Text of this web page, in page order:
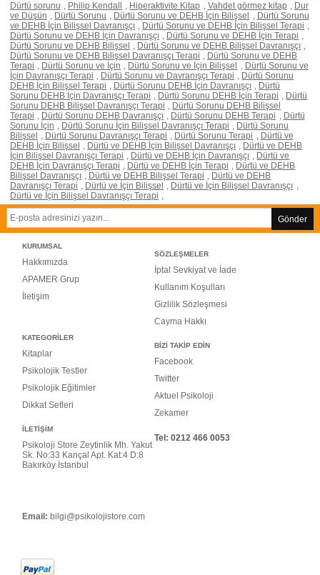
Dürtü sorunu , Philip Kendall , Hiperaktivite Kitap , Vahdet görmez kitap , Dur
ve Düşün , Dürtü Sorunu , Dürtü Sorunu ve DEHB İçin Bilişsel , Dürtü Sorunu
ve DEHB İçin Bilişsel Davranışçı , Dürtü Sorunu ve DEHB İçin Bilişsel Terapi ,
Dürtü Sorunu ve DEHB İçin Davranışçı , Dürtü Sorunu ve DEHB İçin Terapi ,
Dürtü Sorunu ve DEHB Bilişsel
, Dürtü Sorunu ve DEHB Bilişsel Davranışçı ,
Dürtü Sorunu ve DEHB Bilişsel Davranışçı Terapi , Dürtü Sorunu ve DEHB
Terapi , Dürtü Sorunu ve İçin , Dürtü Sorunu ve İçin Bilişsel , Dürtü Sorunu ve
İçin Davranışçı Terapi , Dürtü Sorunu ve Davranışçı Terapi , Dürtü Sorunu
DEHB İçin Bilişsel Terapi , Dürtü Sorunu DEHB İçin Davranışçı , Dürtü
Sorunu DEHB İçin Davranışçı Terapi , Dürtü Sorunu DEHB İçin Terapi , Dürtü
Sorunu DEHB Bilişsel Davranışçı Terapi , Dürtü Sorunu DEHB Bilişsel
Terapi , Dürtü Sorunu DEHB Davranışçı , Dürtü Sorunu DEHB Terapi , Dürtü
Sorunu İçin , Dürtü Sorunu İçin Bilişsel Davranışçı Terapi , Dürtü Sorunu
Bilişsel
, Dürtü Sorunu Davranışçı Terapi , Dürtü Sorunu Terapi , Dürtü ve
DEHB İçin Bilişsel
, Dürtü ve DEHB İçin Bilişsel Davranışçı , Dürtü ve DEHB
İçin Bilişsel Davranışçı Terapi , Dürtü ve DEHB İçin Davranışçı , Dürtü ve
DEHB İçin Davranışçı Terapi , Dürtü ve DEHB İçin Terapi , Dürtü ve DEHB
Bilişsel Davranışçı , Dürtü ve DEHB Bilişsel Terapi , Dürtü ve DEHB
Davranışçı Terapi , Dürtü ve İçin Bilişsel , Dürtü ve İçin Bilişsel Davranışçı ,
Dürtü ve İçin Bilişsel Davranışçı Terapi ,
Gönder
KURUMSAL
Hakkımızda
APAMER Grup
İletişim
SÖZLEŞMELER
İptal Sevkiyat ve İade
Kullanım Koşulları
Gizlilik Sözleşmesi
Cayma Hakkı
KATEGORİLER
Kitaplar
Psikolojik Testler
Psikolojik Eğitimler
Dikkat Setleri
BİZİ TAKİP EDİN
Facebook
Twitter
Aktuel Psikoloji
Zekamer
İLETİŞİM
Psikoloji Store Zeytinlik Mh. Yakut
Sk. No:33 Kançal Apt. Kat:4 D:8
Bakırköy İstanbul
Email: bilgi@psikolojistore.com
Tel: 0212 466 0053